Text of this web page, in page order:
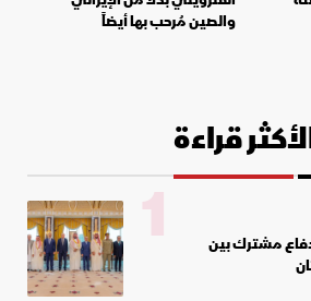
والصين مُرحب بها أيضاً
قراءة
مشترك بين
1